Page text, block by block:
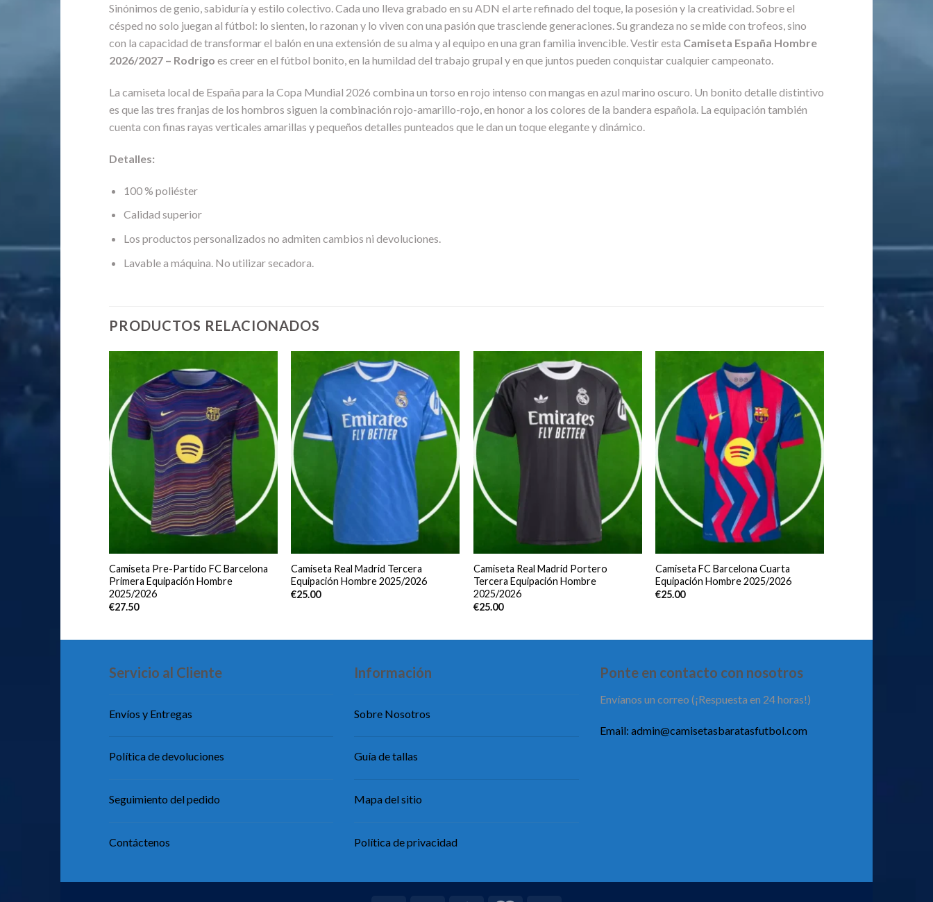
Sinónimos de genio, sabiduría y estilo colectivo. Cada uno lleva grabado en su ADN el arte refinado del toque, la posesión y la creatividad. Sobre el
césped no solo juegan al fútbol: lo sienten, lo razonan y lo viven con una pasión que trasciende generaciones. Su grandeza no se mide con trofeos, sino
con la capacidad de transformar el balón en una extensión de su alma y al equipo en una gran familia invencible. Vestir esta Camiseta España Hombre
2026/2027 – Rodrigo es creer en el fútbol bonito, en la humildad del trabajo grupal y en que juntos pueden conquistar cualquier campeonato.
La camiseta local de España para la Copa Mundial 2026 combina un torso en rojo intenso con mangas en azul marino oscuro. Un bonito detalle distintivo
es que las tres franjas de los hombros siguen la combinación rojo-amarillo-rojo, en honor a los colores de la bandera española. La equipación también
cuenta con finas rayas verticales amarillas y pequeños detalles punteados que le dan un toque elegante y dinámico.
Detalles:
100 % poliéster
Calidad superior
Los productos personalizados no admiten cambios ni devoluciones.
Lavable a máquina. No utilizar secadora.
PRODUCTOS RELACIONADOS
Camiseta Pre-Partido FC Barcelona
Primera Equipación Hombre
2025/2026
€27.50
Camiseta Real Madrid Tercera
Equipación Hombre 2025/2026
€25.00
Camiseta Real Madrid Portero
Tercera Equipación Hombre
2025/2026
€25.00
Camiseta FC Barcelona Cuarta
Equipación Hombre 2025/2026
€25.00
Servicio al Cliente
Envíos y Entregas
Política de devoluciones
Seguimiento del pedido
Contáctenos
Información
Sobre Nosotros
Guía de tallas
Mapa del sitio
Política de privacidad
Ponte en contacto con nosotros
Envíanos un correo (¡Respuesta en 24 horas!)
Email: admin@camisetasbaratasfutbol.com